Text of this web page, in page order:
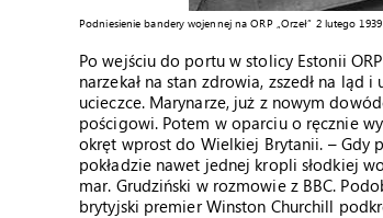
Podniesienie bandery wojennej na ORP „Orzeł” 2 lutego
Po wejściu do portu w stolicy Estonii
narzekał na stan zdrowia, zszedł na ląd
ucieczce. Marynarze, już z nowym
pościgowi. Potem w oparciu o ręcznie
okręt wprost do Wielkiej Brytanii. – Gdy
pokładzie nawet jednej kropli słodkiej
mar. Grudziński w rozmowie z BBC.
brytyjski premier Winston Churchill